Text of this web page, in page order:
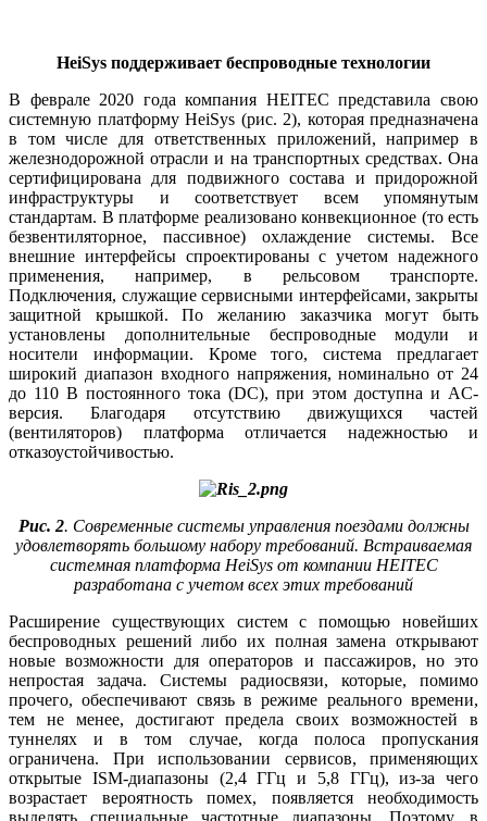
HeiSys поддерживает беспроводные технологии
В феврале 2020 года компания HEITEC представила свою
системную платформу HeiSys (рис. 2), которая предназначена
в том числе для ответственных приложений, например в
железнодорожной отрасли и на транспортных средствах. Она
сертифицирована для подвижного состава и придорожной
инфраструктуры и соответствует всем упомянутым
стандартам. В платформе реализовано конвекционное (то есть
безвентиляторное, пассивное) охлаждение системы. Все
внешние интерфейсы спроектированы с учетом надежного
применения, например, в рельсовом транспорте.
Подключения, служащие сервисными интерфейсами, закрыты
защитной крышкой. По желанию заказчика могут быть
установлены дополнительные беспроводные модули и
носители информации. Кроме того, система предлагает
широкий диапазон входного напряжения, номинально от 24
до 110 В постоянного тока (DC), при этом доступна и AC-
версия. Благодаря отсутствию движущихся частей
(вентиляторов) платформа отличается надежностью и
отказоустойчивостью.
Рис. 2. Современные системы управления поездами должны
удовлетворять большому набору требований. Встраиваемая
системная платформа HeiSys от компании HEITEC
разработана с учетом всех этих требований
Расширение существующих систем с помощью новейших
беспроводных решений либо их полная замена открывают
новые возможности для операторов и пассажиров, но это
непростая задача. Системы радиосвязи, которые, помимо
прочего, обеспечивают связь в режиме реального времени,
тем не менее, достигают предела своих возможностей в
туннелях и в том случае, когда полоса пропускания
ограничена. При использовании сервисов, применяющих
открытые ISM-диапазоны (2,4 ГГц и 5,8 ГГц), из-за чего
возрастает вероятность помех, появляется необходимость